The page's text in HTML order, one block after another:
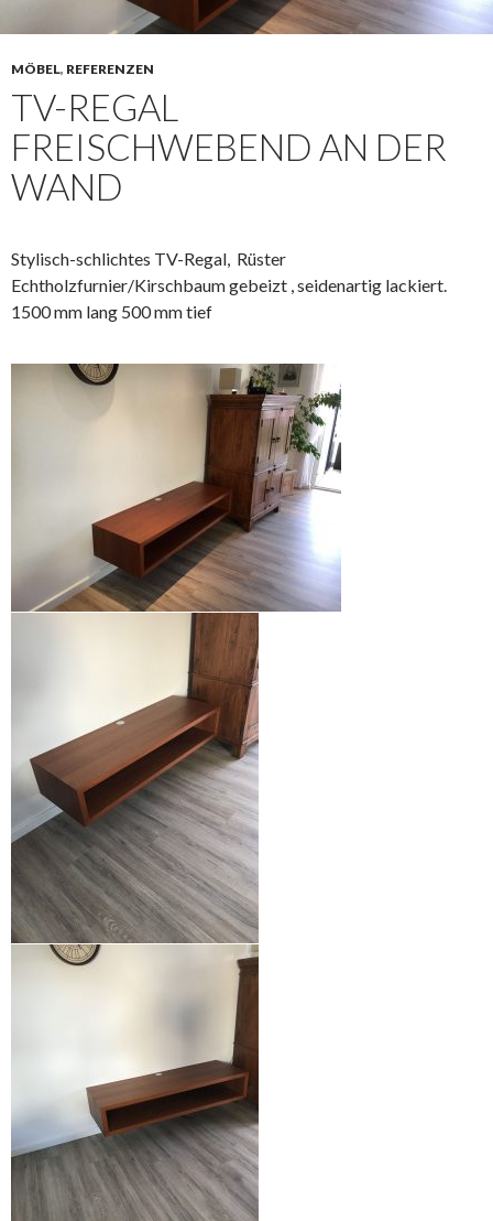
MÖBEL, REFERENZEN
TV-REGAL
FREISCHWEBEND AN DER
WAND
Stylisch-schlichtes TV-Regal, Rüster
Echtholzfurnier/Kirschbaum gebeizt , seidenartig lackiert.
1500 mm lang 500 mm tief